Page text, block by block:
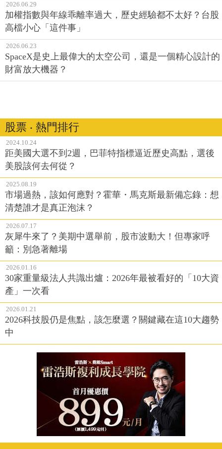
2026.06.29
加權指數與年線乖離率過大，歷史經驗都不太好？台股
高檔小心「這件事」
2026.06.23
SpaceX是史上最偉大的太空公司，還是一個精心設計的
財富放大機器？
股票 ‧ 熱門排行
2024.10.24
距美國大選不到2週，巴菲特指標逼近歷史高點，選後
美股該何去何從？
2025.08.19
市場過熱，該如何應對？霍華・馬克斯最新備忘錄：想
清楚誰才是真正泡沫？
2026.07.17
灰犀牛來了？美期中選舉前，股市波動大！但專家呼
籲：別急著離場
2026.01.16
30家重量級法人共識出爐：2026年最被看好的「10大資
產」一次看
2026.01.21
2026科技股仍是焦點，該怎麼選？關鍵藏在這10大趨勢
中